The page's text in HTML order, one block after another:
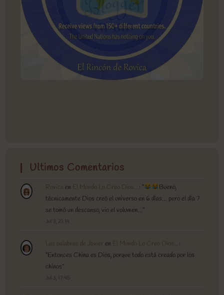
Ultimos Comentarios
Rovica en El Mundo Lo Creo Dios… : “
Bueno,
técnicamente Dios creó el universo en 6 días… pero el día 7
se tomó un descanso, vio el volumen…”
Jul 3, 21:14
Las palabras de Javier en El Mundo Lo Creo Dios… :
“Entonces China es Dios, porque todo está creado por los
chinos”
Jul 3, 17:45